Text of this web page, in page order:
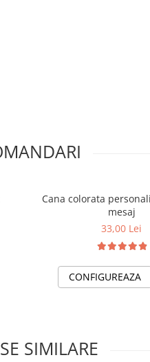
Cana colorata
mesaj
33,00 Lei
CONFIGUREAZA
SIMILARE